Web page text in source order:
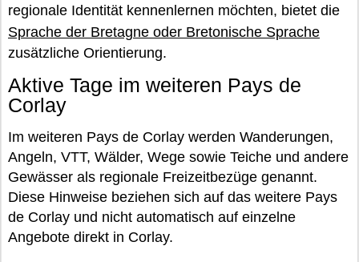
regionale Identität kennenlernen möchten, bietet die
Sprache der Bretagne oder Bretonische Sprache
zusätzliche Orientierung.
Aktive Tage im weiteren Pays de
Corlay
Im weiteren Pays de Corlay werden Wanderungen,
Angeln, VTT, Wälder, Wege sowie Teiche und andere
Gewässer als regionale Freizeitbezüge genannt.
Diese Hinweise beziehen sich auf das weitere Pays
de Corlay und nicht automatisch auf einzelne
Angebote direkt in Corlay.